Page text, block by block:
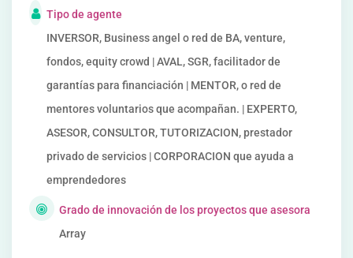
Tipo de agente
INVERSOR, Business angel o red de BA, venture,
fondos, equity crowd | AVAL, SGR, facilitador de
garantías para financiación | MENTOR, o red de
mentores voluntarios que acompañan. | EXPERTO,
ASESOR, CONSULTOR, TUTORIZACION, prestador
privado de servicios | CORPORACION que ayuda a
emprendedores
Grado de innovación de los proyectos que asesora
Array